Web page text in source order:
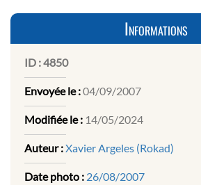
Informations
ID :4850
Envoyée le :04/09/2007
Modifiée le : 14/05/2024
Auteur :Xavier Argeles (Rokad)
Date photo : 26/08/2007